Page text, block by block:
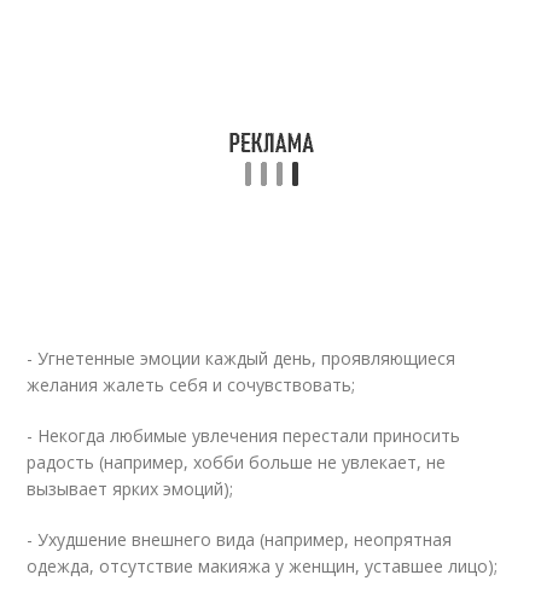
- Угнетенные эмоции каждый день, проявляющиеся
желания жалеть себя и сочувствовать;
- Некогда любимые увлечения перестали приносить
радость (например, хобби больше не увлекает, не
вызывает ярких эмоций);
- Ухудшение внешнего вида (например, неопрятная
одежда, отсутствие макияжа у женщин, уставшее лицо);